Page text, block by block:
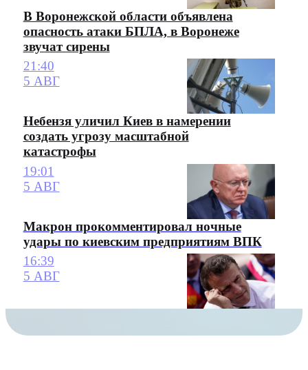
В Воронежской области объявлена
опасность атаки БПЛА, в Воронеже
звучат сирены
21:40
5 АВГ
Небензя уличил Киев в намерении
создать угрозу масштабной
катастрофы
19:01
5 АВГ
Макрон прокомментировал ночные
удары по киевским предприятиям ВПК
16:39
5 АВГ